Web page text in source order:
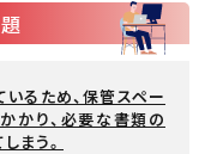
るため、保管スペー
かり、必要な書類の
まう。